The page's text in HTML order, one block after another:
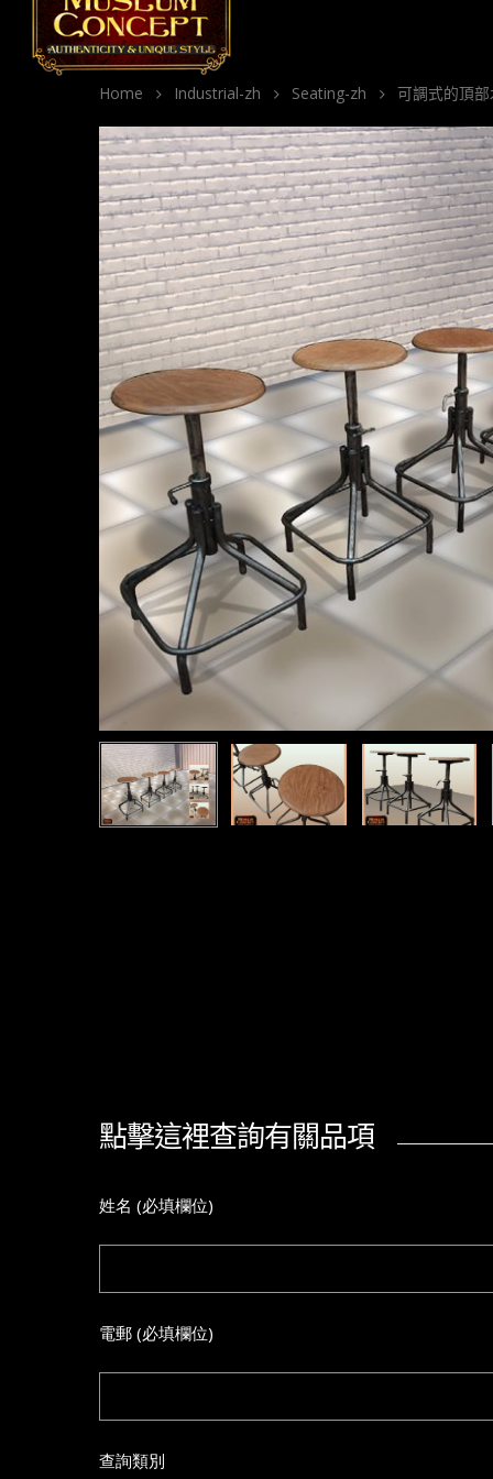
Home Industrial-zh Seating-zh 可調式的頂
點擊這裡查詢有關品項
姓名 (必填欄位)
電郵 (必填欄位)
查詢類別